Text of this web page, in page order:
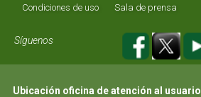
Condiciones de uso Sala de prensa
Síguenos
Ubicación oficina de atención al usuario